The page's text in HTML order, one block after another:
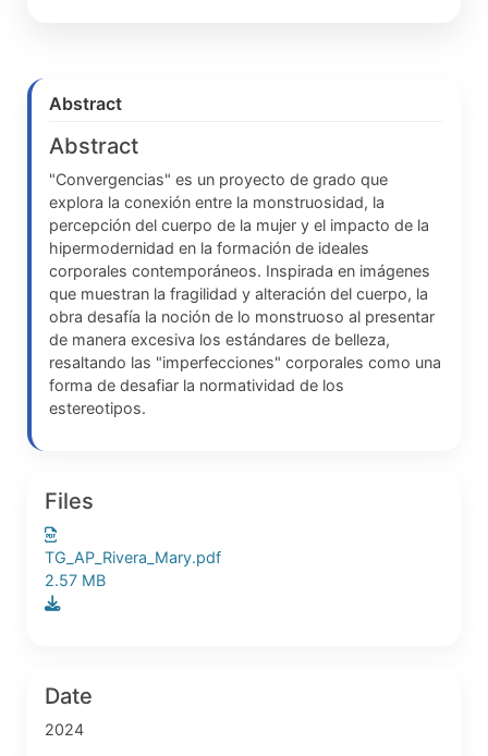
Abstract
Abstract
"Convergencias" es un proyecto de grado que
explora la conexión entre la monstruosidad, la
percepción del cuerpo de la mujer y el impacto de la
hipermodernidad en la formación de ideales
corporales contemporáneos. Inspirada en imágenes
que muestran la fragilidad y alteración del cuerpo, la
obra desafía la noción de lo monstruoso al presentar
de manera excesiva los estándares de belleza,
resaltando las "imperfecciones" corporales como una
forma de desafiar la normatividad de los
estereotipos.
Files
TG_AP_Rivera_Mary.pdf
2.57 MB
Date
2024